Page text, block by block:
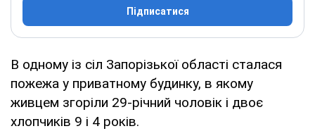
Підписатися
В одному із сіл Запорізької області сталася
пожежа у приватному будинку, в якому
живцем згоріли 29-річний чоловік і двоє
хлопчиків 9 і 4 років.